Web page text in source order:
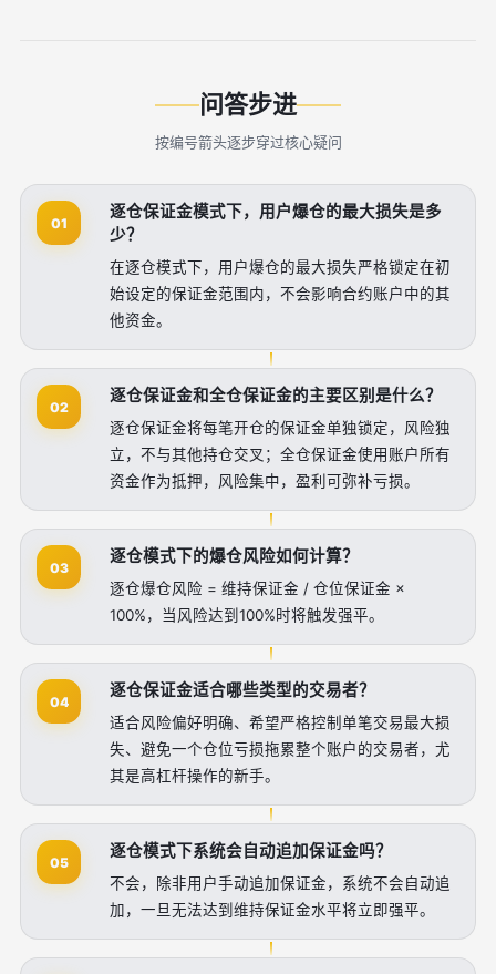
问答步进
按编号箭头逐步穿过核心疑问
01
逐仓保证金模式下，用户爆仓的最大损失是多
少？
在逐仓模式下，用户爆仓的最大损失严格锁定在初
始设定的保证金范围内，不会影响合约账户中的其
他资金。
02
逐仓保证金和全仓保证金的主要区别是什么？
逐仓保证金将每笔开仓的保证金单独锁定，风险独
立，不与其他持仓交叉；全仓保证金使用账户所有
资金作为抵押，风险集中，盈利可弥补亏损。
03
逐仓模式下的爆仓风险如何计算？
逐仓爆仓风险 = 维持保证金 / 仓位保证金 ×
100%，当风险达到100%时将触发强平。
04
逐仓保证金适合哪些类型的交易者？
适合风险偏好明确、希望严格控制单笔交易最大损
失、避免一个仓位亏损拖累整个账户的交易者，尤
其是高杠杆操作的新手。
05
逐仓模式下系统会自动追加保证金吗？
不会，除非用户手动追加保证金，系统不会自动追
加，一旦无法达到维持保证金水平将立即强平。